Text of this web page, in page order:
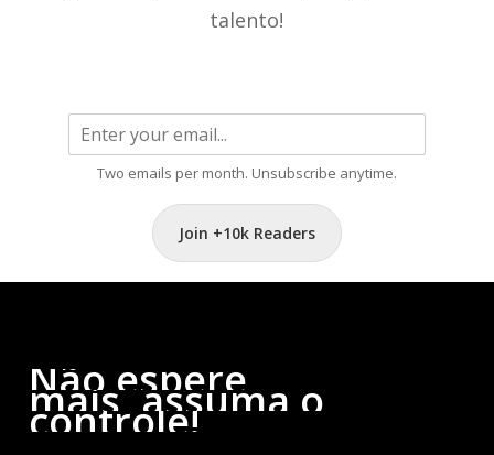
talento!
Two emails per month. Unsubscribe anytime.
Join +10k Readers
Nãoespere
mais,assuma o
controle!